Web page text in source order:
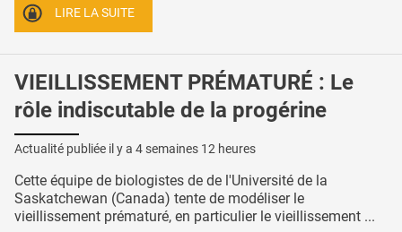
LIRE LA SUITE
VIEILLISSEMENT PRÉMATURÉ : Le
rôle indiscutable de la progérine
Actualité publiée il y a 4 semaines 12 heures
Cette équipe de biologistes de de l'Université de la
Saskatchewan (Canada) tente de modéliser le
vieillissement prématuré, en particulier le vieillissement ...